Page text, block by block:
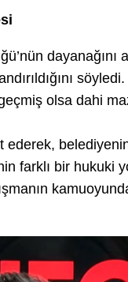
dayanağını
olsa dahi
farklı bir hukuki